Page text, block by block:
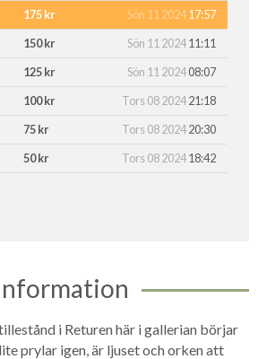
175 kr Sön 11 202417:57
150 kr Sön 11 202411:11
125 kr Sön 11 202408:07
100 kr Tors 08 202421:18
75 kr Tors 08 202420:30
50 kr Tors 08 202418:42
i Returen här i gallerian börjar
prylar igen, är ljuset och orken att